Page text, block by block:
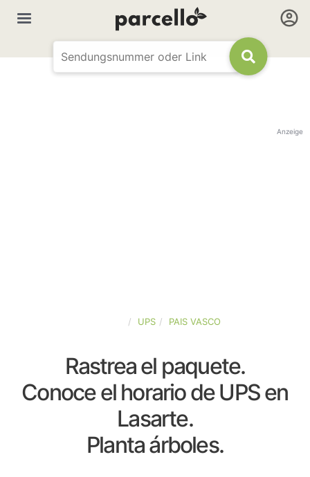
Anzeige
UPS PAIS VASCO
Rastrea el paquete.
Conoce el horario de UPS en
Lasarte.
Planta árboles.